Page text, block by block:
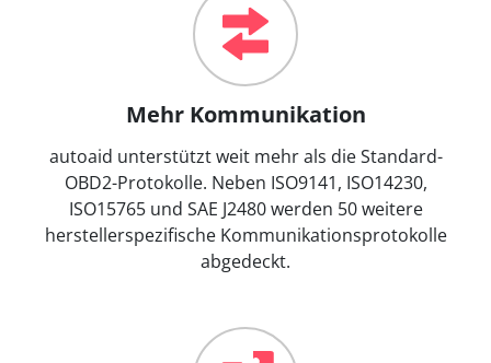
Mehr Kommunikation
autoaid unterstützt weit mehr als die Standard-
OBD2-Protokolle. Neben ISO9141, ISO14230,
ISO15765 und SAE J2480 werden 50 weitere
herstellerspezifische Kommunikationsprotokolle
abgedeckt.